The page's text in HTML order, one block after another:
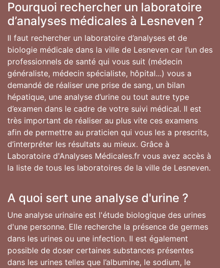
Pourquoi rechercher un laboratoire
d’analyses médicales à Lesneven ?
Il faut rechercher un laboratoire d’analyses et de
biologie médicale dans la ville de Lesneven car l’un des
professionnels de santé qui vous suit (médecin
généraliste, médecin spécialiste, hôpital...) vous a
demandé de réaliser une prise de sang, un bilan
hépatique, une analyse d’urine ou tout autre type
d’examen dans le cadre de votre suivi médical. Il est
très important de réaliser au plus vite ces examens
afin de permettre au praticien qui vous les a prescrits,
d’interpréter les résultats au mieux. Grâce à
Laboratoire d'Analyses Médicales.fr vous avez accès à
la liste de tous les laboratoires de la ville de Lesneven.
A quoi sert une analyse d'urine ?
Une analyse urinaire est l'étude biologique des urines
d'une personne. Elle recherche la présence de germes
dans les urines ou une infection. Il est également
possible de doser certaines substances présentes
dans les urines telles que l’albumine, le sodium, le